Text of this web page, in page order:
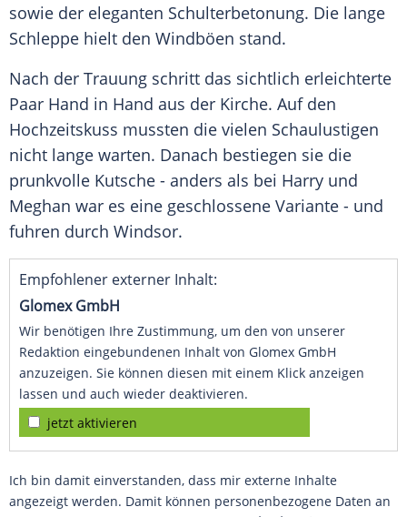
sowie der eleganten Schulterbetonung. Die lange
Schleppe hielt den Windböen stand.
Nach der Trauung schritt das sichtlich erleichterte
Paar Hand in Hand aus der Kirche. Auf den
Hochzeitskuss mussten die vielen Schaulustigen
nicht lange warten. Danach bestiegen sie die
prunkvolle Kutsche - anders als bei Harry und
Meghan war es eine geschlossene Variante - und
fuhren durch Windsor.
Empfohlener externer Inhalt:
Glomex GmbH
Wir benötigen Ihre Zustimmung, um den von unserer
Redaktion eingebundenen Inhalt von Glomex GmbH
anzuzeigen. Sie können diesen mit einem Klick anzeigen
lassen und auch wieder deaktivieren.
jetzt aktivieren
Ich bin damit einverstanden, dass mir externe Inhalte
angezeigt werden. Damit können personenbezogene Daten an